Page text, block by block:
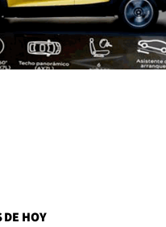
DE HOY